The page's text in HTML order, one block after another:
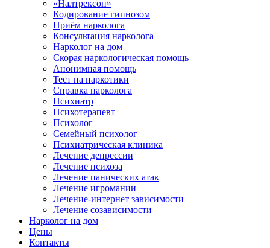
«Налтрексон»
Кодирование гипнозом
Приём нарколога
Консультация нарколога
Нарколог на дом
Скорая наркологическая помощь
Анонимная помощь
Тест на наркотики
Справка нарколога
Психиатр
Психотерапевт
Психолог
Семейный психолог
Психиатрическая клиника
Лечение депрессии
Лечение психоза
Лечение панических атак
Лечение игромании
Лечение-интернет зависимости
Лечение созависимости
Нарколог на дом
Цены
Контакты